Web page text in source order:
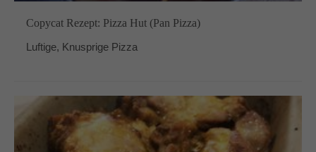
Copycat Rezept: Pizza Hut (Pan Pizza)
Luftige, Knusprige Pizza